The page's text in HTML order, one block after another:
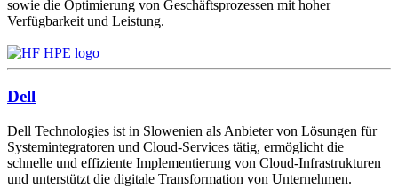
sowie die Optimierung von Geschäftsprozessen mit hoher
Verfügbarkeit und Leistung.
Dell
Dell Technologies ist in Slowenien als Anbieter von Lösungen für
Systemintegratoren und Cloud-Services tätig, ermöglicht die
schnelle und effiziente Implementierung von Cloud-Infrastrukturen
und unterstützt die digitale Transformation von Unternehmen.